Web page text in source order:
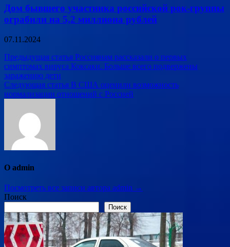
Дом бывшего участника российской рок-группы
ограбили на 5,2 миллиона рублей
07.11.2024
Навигация
по
записям
Предыдущая статья Россиянам рассказали о первых
симптомах вируса Коксаки. Больше всего подвержены
заражению дети
Следующая статья В США оценили возможность
нормализации отношений с Россией
О admin
Посмотреть все записи автора admin →
Поиск
Поиск